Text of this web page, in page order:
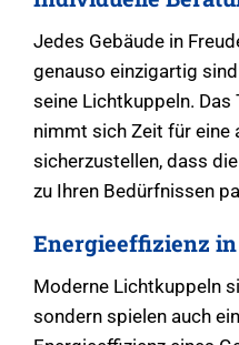
Jedes Gebäude in
genauso einzigartig
seine Lichtkuppeln. Das
nimmt sich Zeit für eine
sicherzustellen, dass
zu Ihren Bedürfnissen
Energieeffizienz
Moderne Lichtkuppeln
sondern spielen auch